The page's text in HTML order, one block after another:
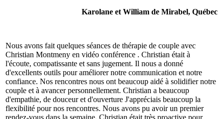
Karolane et William de Mirabel, Québec
Nous avons fait quelques séances de thérapie de couple avec
Christian Montmeny en vidéo conférence . Christian était à
l'écoute, compatissante et sans jugement. Il nous a donné
d'excellents outils pour améliorer notre communication et notre
confiance. Nos rencontres nous ont beaucoup aidé à solidifier notre
couple et à avancer personnellement. Christian a beaucoup
d'empathie, de douceur et d'ouverture J'appréciais beaucoup la
flexibilité pour nos rencontres. Nous avons pu avoir un premier